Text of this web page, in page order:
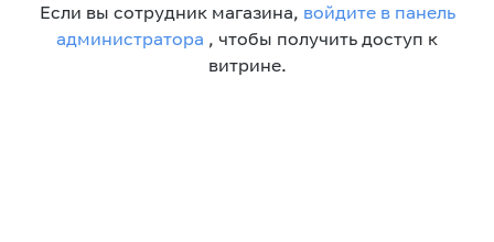
Если вы сотрудник магазина, войдите в панель
администратора , чтобы получить доступ к
витрине.